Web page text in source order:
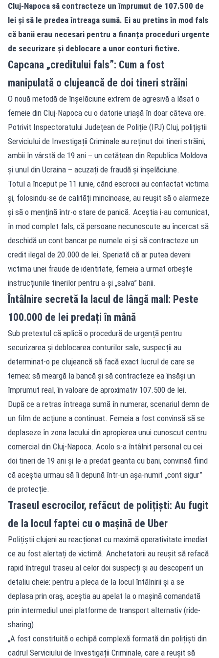
Cluj-Napoca să contracteze un împrumut de 107.500 de
lei și să le predea întreaga sumă. Ei au pretins în mod fals
că banii erau necesari pentru a finanța proceduri urgente
de securizare și deblocare a unor conturi fictive.
Capcana „creditului fals”: Cum a fost
manipulată o clujeancă de doi tineri străini
O nouă metodă de înșelăciune extrem de agresivă a lăsat o
femeie din Cluj-Napoca cu o datorie uriașă în doar câteva ore.
Potrivit Inspectoratului Județean de Poliție (IPJ) Cluj, polițiștii
Serviciului de Investigații Criminale au reținut doi tineri străini,
ambii în vârstă de 19 ani – un cetățean din Republica Moldova
și unul din Ucraina – acuzați de fraudă și înșelăciune.
Totul a început pe 11 iunie, când escrocii au contactat victima
și, folosindu-se de calități mincinoase, au reușit să o alarmeze
și să o mențină într-o stare de panică. Aceștia i-au comunicat,
în mod complet fals, că persoane necunoscute au încercat să
deschidă un cont bancar pe numele ei și să contracteze un
credit ilegal de 20.000 de lei. Speriată că ar putea deveni
victima unei fraude de identitate, femeia a urmat orbește
instrucțiunile tinerilor pentru a-și „salva” banii.
Întâlnire secretă la lacul de lângă mall: Peste
100.000 de lei predați în mână
Sub pretextul că aplică o procedură de urgență pentru
securizarea și deblocarea conturilor sale, suspecții au
determinat-o pe clujeancă să facă exact lucrul de care se
temea: să meargă la bancă și să contracteze ea însăși un
împrumut real, în valoare de aproximativ 107.500 de lei.
După ce a retras întreaga sumă în numerar, scenariul demn de
un film de acțiune a continuat. Femeia a fost convinsă să se
deplaseze în zona lacului din apropierea unui cunoscut centru
comercial din Cluj-Napoca. Acolo s-a întâlnit personal cu cei
doi tineri de 19 ani și le-a predat geanta cu bani, convinsă fiind
că aceștia urmau să îi depună într-un așa-numit „cont sigur”
de protecție.
Traseul escrocilor, refăcut de polițiști: Au fugit
de la locul faptei cu o mașină de Uber
Polițiștii clujeni au reacționat cu maximă operativitate imediat
ce au fost alertați de victimă. Anchetatorii au reușit să refacă
rapid întregul traseu al celor doi suspecți și au descoperit un
detaliu cheie: pentru a pleca de la locul întâlnirii și a se
deplasa prin oraș, aceștia au apelat la o mașină comandată
prin intermediul unei platforme de transport alternativ (ride-
sharing).
„A fost constituită o echipă complexă formată din polițiști din
cadrul Serviciului de Investigații Criminale, care a reușit să